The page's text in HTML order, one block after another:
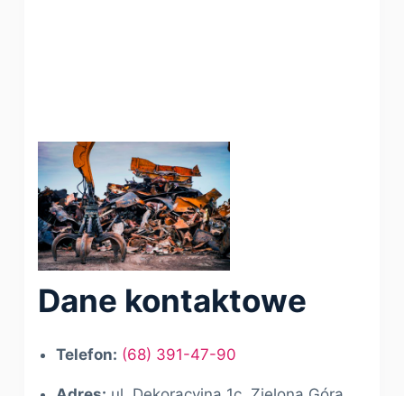
Dane kontaktowe
Telefon: (68) 391-47-90